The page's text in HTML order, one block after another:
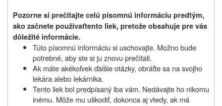
Pozorne si prečítajte celú písomnú informáciu predtým,
ako začnete používaťtento liek, pretože obsahuje pre vás
dôležité informácie.
Túto písomnú informáciu si uschovajte. Možno bude
potrebné, aby ste si ju znovu prečítali.
Ak máte akékoľvek ďalšie otázky, obráťte sa na svojho
lekára alebo lekárnika.
Tento liek bol predpísaný iba vám. Nedávajte ho nikomu
inému. Môže mu uškodiť, dokonca aj vtedy, ak má